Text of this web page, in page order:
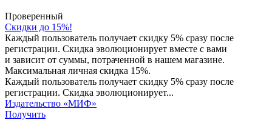
Проверенный
Скидки до 15%!
Каждый пользователь получает скидку 5% сразу после
регистрации. Скидка эволюционирует вместе с вами
и зависит от суммы, потраченной в нашем магазине.
Максимальная личная скидка 15%.
Каждый пользователь получает скидку 5% сразу после
регистрации. Скидка эволюционирует...
Издательство «МИФ»
Получить